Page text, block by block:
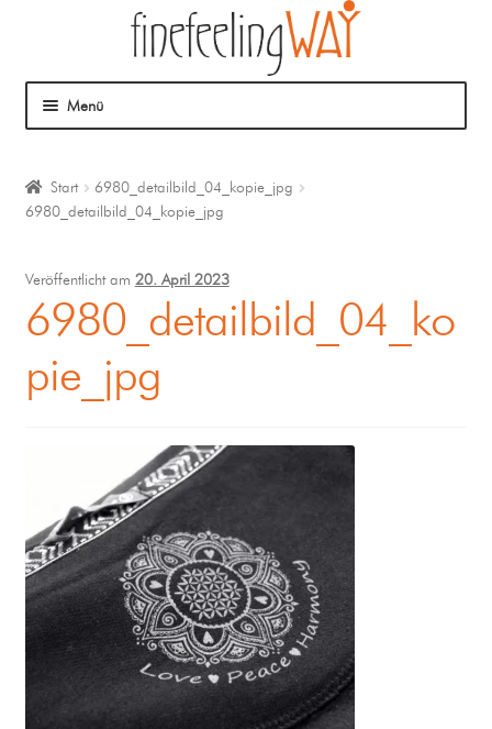
Menü
Mein Angebot
Coaching
Klangmassage
Start
6980_detailbild_04_kopie_jpg
6980_detailbild_04_kopie_jpg
Veröffentlicht am 20. April 2023
6980_detailbild_04_ko
pie_jpg